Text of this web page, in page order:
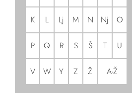
K L Lj M N Nj O
P Q R S Š T U
V W Y Z Ž A-Ž